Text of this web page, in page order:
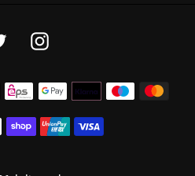
TwitterInstagram
Zahlungsmethoden